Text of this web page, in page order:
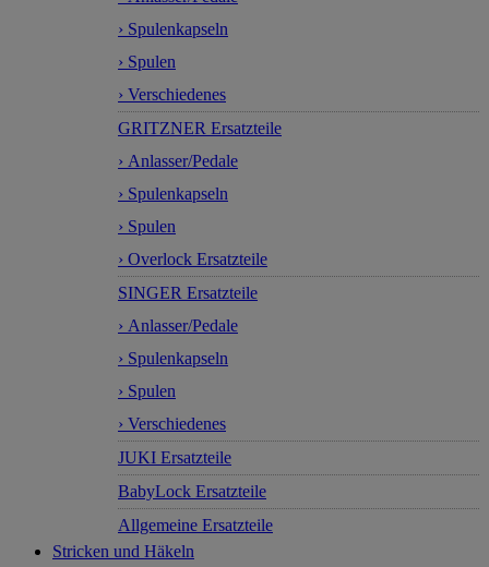
› Spulenkapseln
› Spulen
› Verschiedenes
GRITZNER Ersatzteile
› Anlasser/Pedale
› Spulenkapseln
› Spulen
› Overlock Ersatzteile
SINGER Ersatzteile
› Anlasser/Pedale
› Spulenkapseln
› Spulen
› Verschiedenes
JUKI Ersatzteile
BabyLock Ersatzteile
Allgemeine Ersatzteile
Stricken und Häkeln